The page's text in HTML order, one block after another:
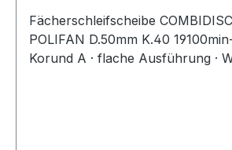
Fächerschleifscheibe
POLIFAN D.50mm K.40
Korund A · flache Ausführung ·